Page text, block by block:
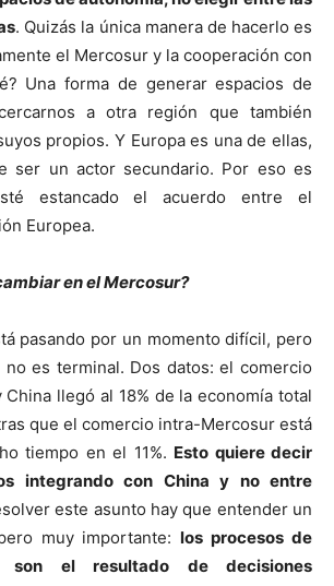
. Quizás la única manera de hacerlo es
el Mercosur y la cooperación con
Una forma de generar espacios de
a otra región que también
propios. Y Europa es una de ellas,
ser un actor secundario. Por eso es
estancado el acuerdo entre el
Europea.
en el Mercosur?
pasando por un momento difícil, pero
no es terminal. Dos datos: el comercio
llegó al 18% de la economía total
que el comercio intra-Mercosur está
tiempo en el 11%. Esto quiere decir
integrando con China y no entre
este asunto hay que entender un
muy importante:los procesos de
son el resultado de decisiones